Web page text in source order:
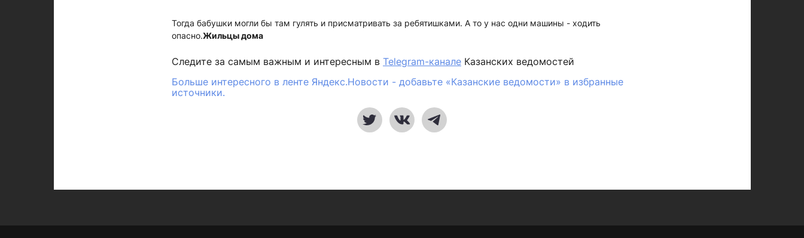
Тогда бабушки могли бы там гулять и присматривать за ребятишками. А то у нас одни машины - ходить
опасно.Жильцы дома
Следите за самым важным и интересным в Telegram-канале Казанских ведомостей
Больше интересного в ленте Яндекс.Новости - добавьте «Казанские ведомости» в избранные
источники.